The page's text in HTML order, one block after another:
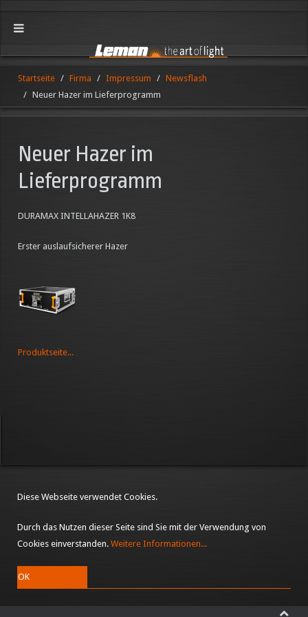
Startseite Firma Impressum
Newsflash
Neuer Hazer im Lieferprogramm
Neuer Hazer im
Lieferprogramm
DURAMAX INTELLAHAZER 1K8
Erster auslaufsicherer Hazer
Produktseite...
Diese Webseite verwendet Cookies.
Durch das Nutzen dieser Seite sind Sie mit der Verwendung von
Cookies einverstanden. Weitere Informationen...
OK